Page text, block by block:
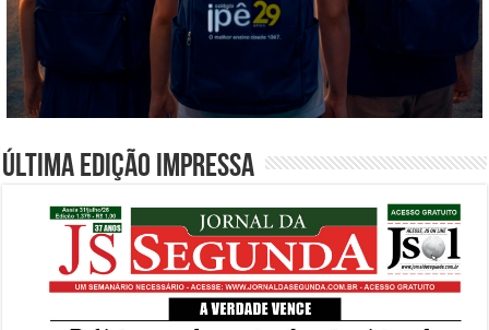
Última edição impressa